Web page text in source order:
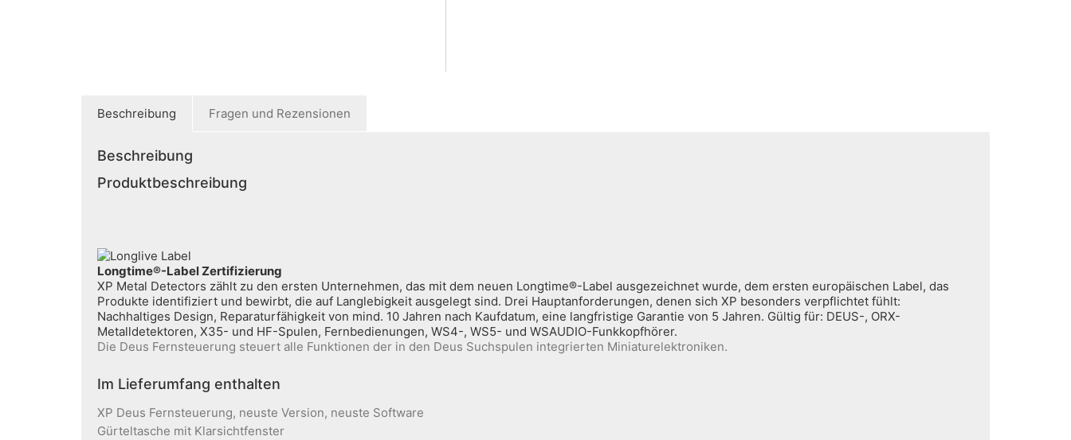
Beschreibung Fragen und Rezensionen
Beschreibung
Produktbeschreibung
Longtime®-Label Zertifizierung
XP Metal Detectors zählt zu den ersten Unternehmen, das mit dem neuen Longtime®-Label ausgezeichnet wurde, dem ersten europäischen Label, das
Produkte identifiziert und bewirbt, die auf Langlebigkeit ausgelegt sind. Drei Hauptanforderungen, denen sich XP besonders verpflichtet fühlt:
Nachhaltiges Design, Reparaturfähigkeit von mind. 10 Jahren nach Kaufdatum, eine langfristige Garantie von 5 Jahren. Gültig für: DEUS-, ORX-
Metalldetektoren, X35- und HF-Spulen, Fernbedienungen, WS4-, WS5- und WSAUDIO-Funkkopfhörer.
Die Deus Fernsteuerung steuert alle Funktionen der in den Deus Suchspulen integrierten Miniaturelektroniken.
Im Lieferumfang enthalten
XP Deus Fernsteuerung, neuste Version, neuste Software
Gürteltasche mit Klarsichtfenster